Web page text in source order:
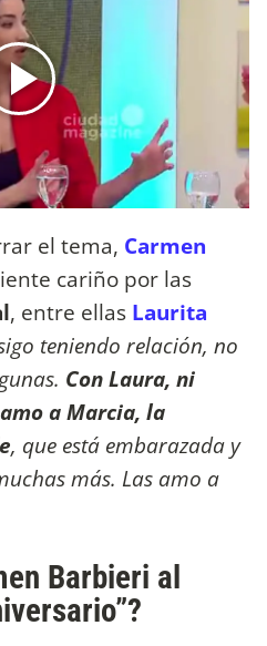
el tema, Carmen
cariño por las
, entre ellas Laurita
teniendo relación, no
Con Laura, ni
a Marcia, la
, que está embarazada y
más. Las amo a
Barbieri al